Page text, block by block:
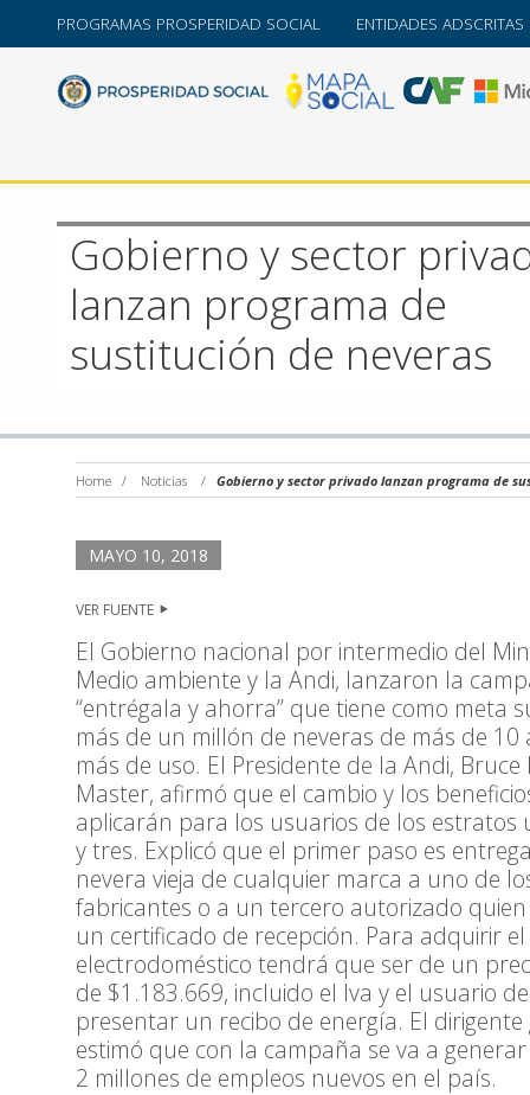
PROGRAMAS PROSPERIDAD SOCIAL ENTIDADES ADSCRITAS
Gobierno y sector
lanzan programa de
sustitución de neveras
Home / Noticias / Gobierno y sector privado lanzan programa de
MAYO 10, 2018
VER FUENTE
El Gobierno nacional por intermedio del
Medio ambiente y la Andi, lanzaron la
“entrégala y ahorra” que tiene como meta
más de un millón de neveras de más de 10
más de uso. El Presidente de la Andi, Bruce
Master, afirmó que el cambio y los
aplicarán para los usuarios de los estratos
y tres. Explicó que el primer paso es
nevera vieja de cualquier marca a uno de
fabricantes o a un tercero autorizado
un certificado de recepción. Para adquirir
electrodoméstico tendrá que ser de un
de $1.183.669, incluido el Iva y el usuario
presentar un recibo de energía. El dirigente
estimó que con la campaña se va a
2 millones de empleos nuevos en el país.